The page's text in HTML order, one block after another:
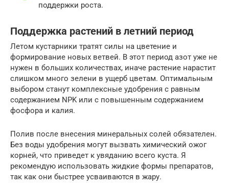
поддержки роста.
Поддержка растений в летний период
Летом кустарники тратят силы на цветение и
формирование новых ветвей. В этот период азот уже не
нужен в больших количествах, иначе растение нарастит
слишком много зелени в ущерб цветам. Оптимальным
выбором станут комплексные удобрения с равным
содержанием NPK или с повышенным содержанием
фосфора и калия.
Полив после внесения минеральных солей обязателен.
Без воды удобрения могут вызвать химический ожог
корней, что приведет к увяданию всего куста. Я
рекомендую использовать жидкие формы препаратов,
так как они быстрее усваиваются в жару.